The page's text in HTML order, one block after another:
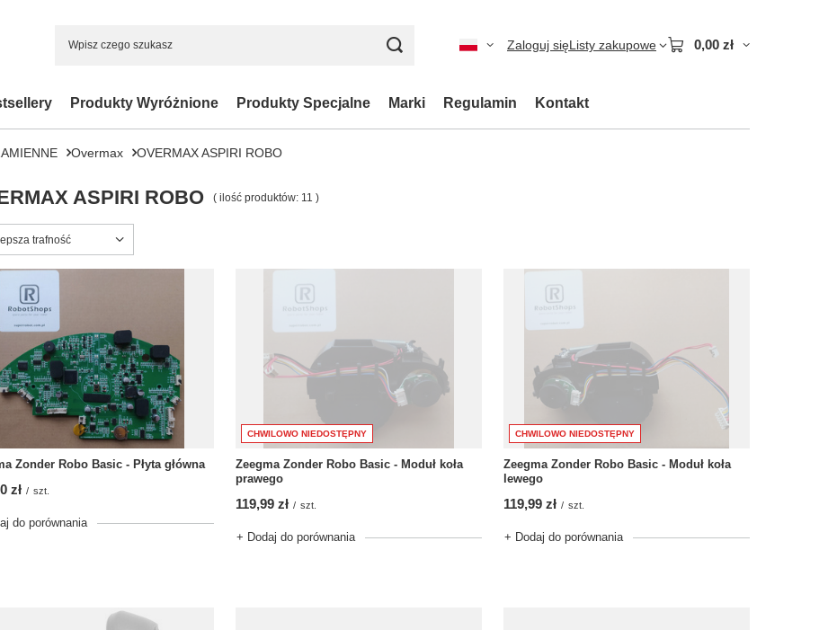
Zaloguj sięListy zakupowe 0,00 zł
Produkty Wyróżnione Produkty Specjalne Marki Regulamin Kontakt
Overmax OVERMAX ASPIRI ROBO
ASPIRI ROBO ( ilość produktów: 11 )
sortowanie
trafność
Zonder Robo Basic - Płyta główna
zł / szt.
do porównania
CHWILOWO NIEDOSTĘPNY
Zeegma Zonder Robo Basic - Moduł koła
prawego
119,99 zł / szt.
+ Dodaj do porównania
CHWILOWO NIEDOSTĘPNY
Zeegma Zonder Robo Basic - Moduł koła
lewego
119,99 zł / szt.
+ Dodaj do porównania